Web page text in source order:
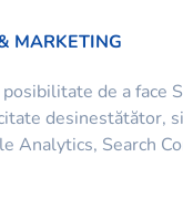
MARKETING
de a face
desinestătător,
Analytics, Search